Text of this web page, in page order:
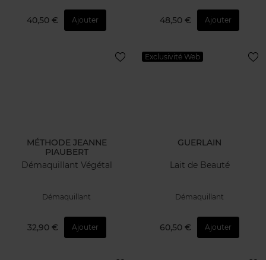
40,50 € Ajouter 48,50 € Ajouter
MÉTHODE JEANNE
PIAUBERT
Démaquillant Végétal
Démaquillant
32,90 € Ajouter
Exclusivité Web
GUERLAIN
Lait de Beauté
Démaquillant
60,50 € Ajouter